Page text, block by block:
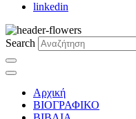
linkedin
Search
Αρχική
ΒΙΟΓΡΑΦΙΚΟ